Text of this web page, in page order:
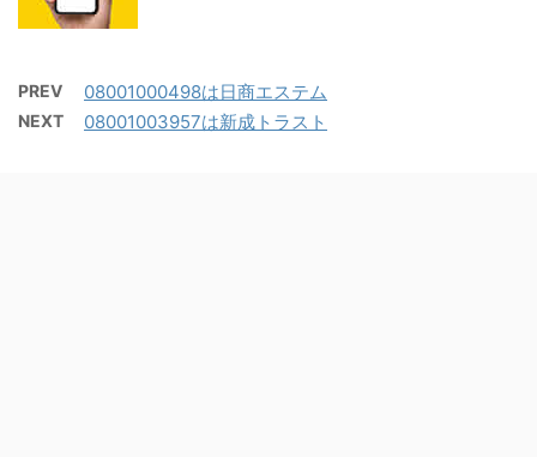
PREV 08001000498は日商エステム
NEXT 08001003957は新成トラスト